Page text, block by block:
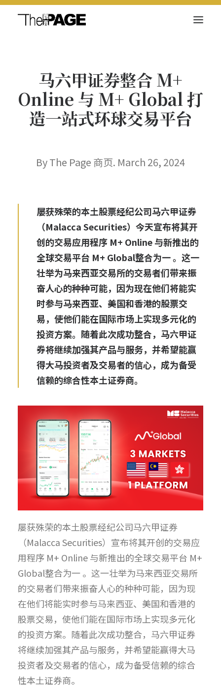
新闻内容
商页菁英
快讯
马六甲证券整合 M+
Online 与 M+ Global 打
造一站式环球交易平台
By The Page 商页. March 26, 2024
屡获殊荣的本土股票经纪公司马六甲证券
（Malacca Securities）今天宣布将其开
创的交易应用程序 M+ Online 与新推出的
全球交易平台 M+ Global整合为一 。这一
壮举为马来西亚交易所的交易者们带来振
奋人心的种种可能，因为现在他们将能实
时参与马来西亚、美国和香港的股票交
易，使他们能在国际市场上实现多元化的
投资方案。随着此次成功整合，马六甲证
券将继续加强其产品与服务，并希望能赢
得大马投资者及交易者的信心，成为备受
信赖的综合性本土证券商。
屡获殊荣的本土股票经纪公司马六甲证券
（Malacca Securities）宣布将其开创的交易应
用程序 M+ Online 与新推出的全球交易平台 M+
Global整合为一 。这一壮举为马来西亚交易所
的交易者们带来振奋人心的种种可能，因为现
在他们将能实时参与马来西亚、美国和香港的
股票交易，使他们能在国际市场上实现多元化
的投资方案。随着此次成功整合，马六甲证券
将继续加强其产品与服务，并希望能赢得大马
投资者及交易者的信心，成为备受信赖的综合
性本土证券商。